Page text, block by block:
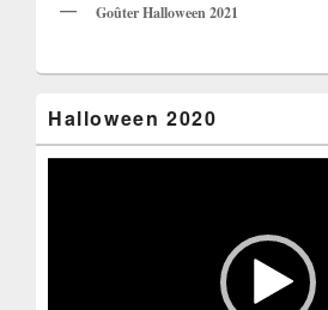
Goûter Halloween 2021
Halloween 2020